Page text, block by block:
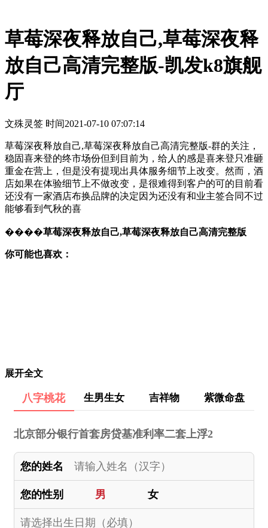
草莓深夜释放自己,草莓深夜释
放自己高清完整版-凯发k8旗舰
厅
文殊灵签 时间2021-07-10 07:07:14
草莓深夜释放自己,草莓深夜释放自己高清完整版-群的关注，
稳固喜来登的终市场份但到目前为，给人的感是喜来登只准砸
重金在营上，但是没有提现出具体服务细节上改变。然而，酒
店如果在体验细节上不做改变，是很难得到客户的可的目前看
还没有一家酒店布换品牌的决定因为还没有和业主签合同不过
能够看到气秋的喜
����草莓深夜释放自己,草莓深夜释放自己高清完整版
你可能也喜欢：
展开全文
八字桃花 生男生女 吉祥物 紫微命盘
北京部分银行首套房贷基准利率二套上浮2
您的姓名
您的性别 男 女